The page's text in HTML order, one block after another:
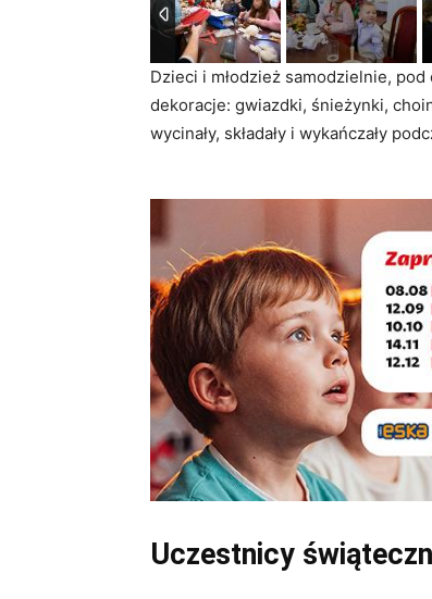
Dzieci i młodzież samodzielnie,
dekoracje: gwiazdki, śnieżynki,
wycinały, składały i wykańczały
Uczestnicy